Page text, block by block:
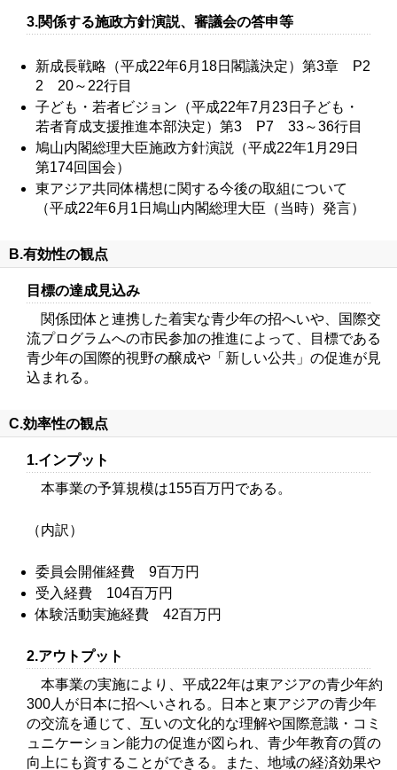
3.関係する施政方針演説、審議会の答申等
新成長戦略（平成22年6月18日閣議決定）第3章 P2
2 20～22行目
子ども・若者ビジョン（平成22年7月23日子ども・
若者育成支援推進本部決定）第3 P7 33～36行目
鳩山内閣総理大臣施政方針演説（平成22年1月29日
第174回国会）
東アジア共同体構想に関する今後の取組について
（平成22年6月1日鳩山内閣総理大臣（当時）発言）
B.有効性の観点
目標の達成見込み
関係団体と連携した着実な青少年の招へいや、国際交
流プログラムへの市民参加の推進によって、目標である
青少年の国際的視野の醸成や「新しい公共」の促進が見
込まれる。
C.効率性の観点
1.インプット
本事業の予算規模は155百万円である。
（内訳）
委員会開催経費 9百万円
受入経費 104百万円
体験活動実施経費 42百万円
2.アウトプット
本事業の実施により、平成22年は東アジアの青少年約
300人が日本に招へいされる。日本と東アジアの青少年
の交流を通じて、互いの文化的な理解や国際意識・コミ
ュニケーション能力の促進が図られ、青少年教育の質の
向上にも資することができる。また、地域の経済効果や